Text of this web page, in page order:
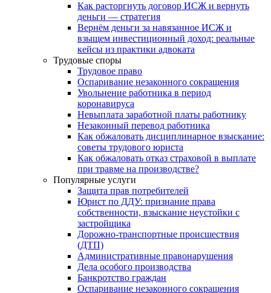
Как расторгнуть договор ИСЖ и вернуть
деньги — стратегия
Вернём деньги за навязанное ИСЖ и
взыщем инвестиционный доход: реальные
кейсы из практики адвоката
Трудовые споры
Трудовое право
Оспаривание незаконного сокращения
Увольнение работника в период
коронавируса
Невыплата заработной платы работнику
Незаконный перевод работника
Как обжаловать дисциплинарное взыскание:
советы трудового юриста
Как обжаловать отказ страховой в выплате
при травме на производстве?
Популярные услуги
Защита прав потребителей
Юрист по ДДУ: признание права
собственности, взыскание неустойки с
застройщика
Дорожно-транспортные происшествия
(ДТП)
Административные правонарушения
Дела особого производства
Банкротство граждан
Оспаривание незаконного сокращения